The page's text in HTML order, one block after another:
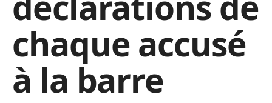
chaque accusé
à la barre